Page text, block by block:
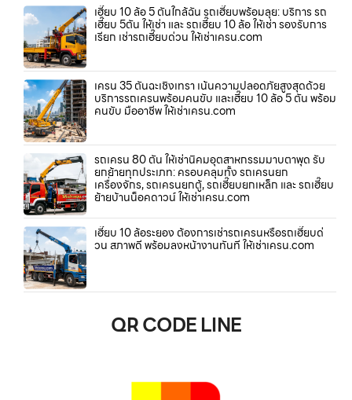
เฮี๊ยบ 10 ล้อ 5 ตันใกล้ฉัน รถเฮี๊ยบพร้อมลุย: บริการ รถ
เฮี๊ยบ 5ตัน ให้เช่า และ รถเฮี๊ยบ 10 ล้อ ให้เช่า รองรับการ
เรียก เช่ารถเฮี๊ยบด่วน ให้เช่าเครน.com
เครน 35 ตันฉะเชิงเทรา เน้นความปลอดภัยสูงสุดด้วย
บริการรถเครนพร้อมคนขับ และเฮี๊ยบ 10 ล้อ 5 ตัน พร้อม
คนขับ มืออาชีพ ให้เช่าเครน.com
รถเครน 80 ตัน ให้เช่านิคมอุตสาหกรรมมาบตาพุด รับ
ยกย้ายทุกประเภท: ครอบคลุมทั้ง รถเครนยก
เครื่องจักร, รถเครนยกตู้, รถเฮี๊ยบยกเหล็ก และ รถเฮี๊ยบ
ย้ายบ้านน็อคดาวน์ ให้เช่าเครน.com
เฮี๊ยบ 10 ล้อระยอง ต้องการเช่ารถเครนหรือรถเฮี๊ยบด่
วน สภาพดี พร้อมลงหน้างานทันที ให้เช่าเครน.com
QR CODE LINE